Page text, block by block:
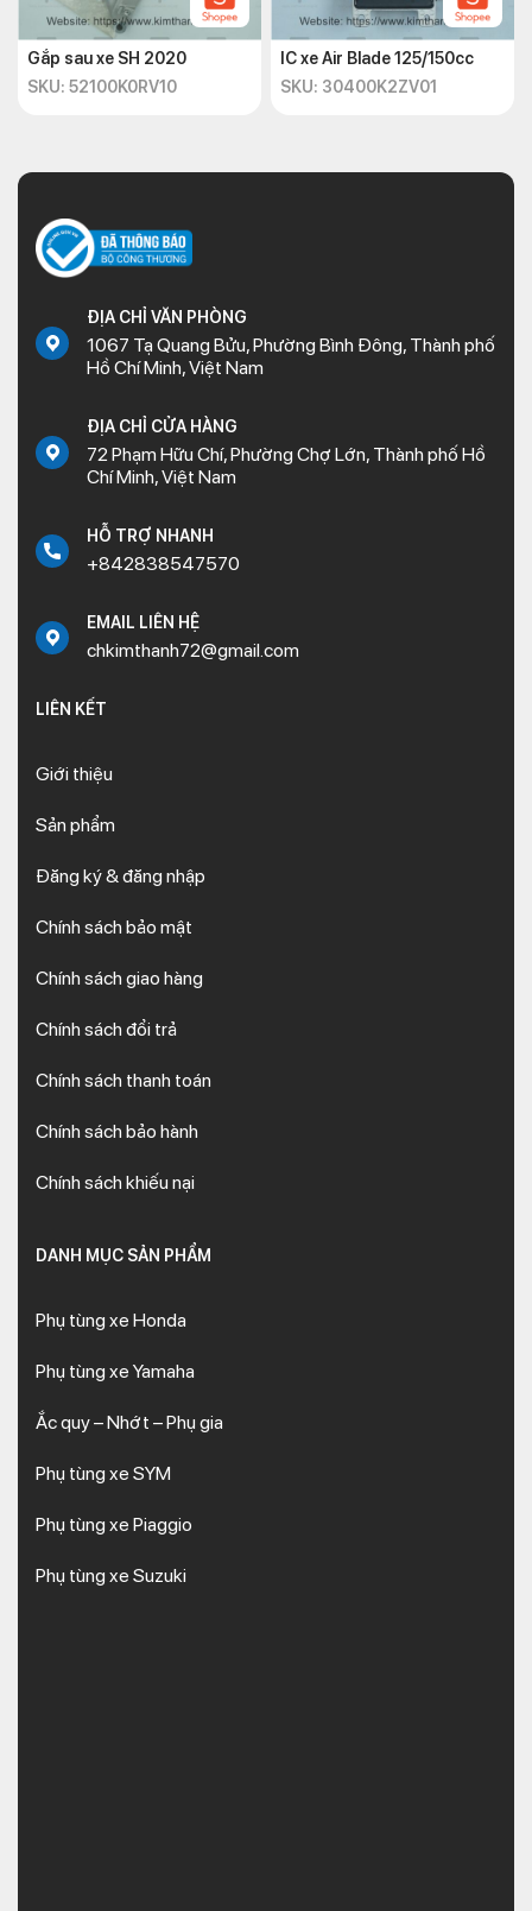
Gắp sau xe SH 2020
SKU: 52100K0RV10
IC xe Air Blade 125/150cc
SKU: 30400K2ZV01
ĐỊA CHỈ VĂN PHÒNG
1067 Tạ Quang Bửu, Phường Bình Đông, Thành phố
Hồ Chí Minh, Việt Nam
ĐỊA CHỈ CỬA HÀNG
72 Phạm Hữu Chí, Phường Chợ Lớn, Thành phố Hồ
Chí Minh, Việt Nam
HỖ TRỢ NHANH
+842838547570
EMAIL LIÊN HỆ
chkimthanh72@gmail.com
LIÊN KẾT
Giới thiệu
Sản phẩm
Đăng ký & đăng nhập
Chính sách bảo mật
Chính sách giao hàng
Chính sách đổi trả
Chính sách thanh toán
Chính sách bảo hành
Chính sách khiếu nại
DANH MỤC SẢN PHẨM
Phụ tùng xe Honda
Phụ tùng xe Yamaha
Ắc quy – Nhớt – Phụ gia
Phụ tùng xe SYM
Phụ tùng xe Piaggio
Phụ tùng xe Suzuki